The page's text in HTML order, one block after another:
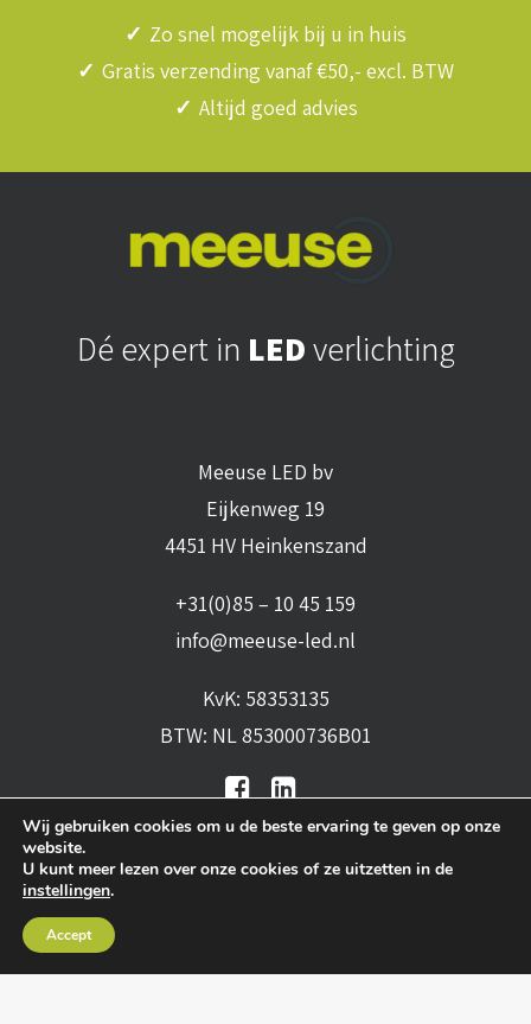
✓ Zo snel mogelijk bij u in huis
✓ Gratis verzending vanaf €50,- excl. BTW
✓ Altijd goed advies
Dé expert in LEDverlichting
Meeuse LED bv
Eijkenweg 19
4451 HV Heinkenszand
+31(0)85 – 10 45 159
info@meeuse-led.nl
KvK: 58353135
BTW: NL 853000736B01
leveringsvoorwaarden
Wij gebruiken cookies om u de beste ervaring te geven op onze
website.
U kunt meer lezen over onze cookies of ze uitzetten in de
instellingen.
Accept